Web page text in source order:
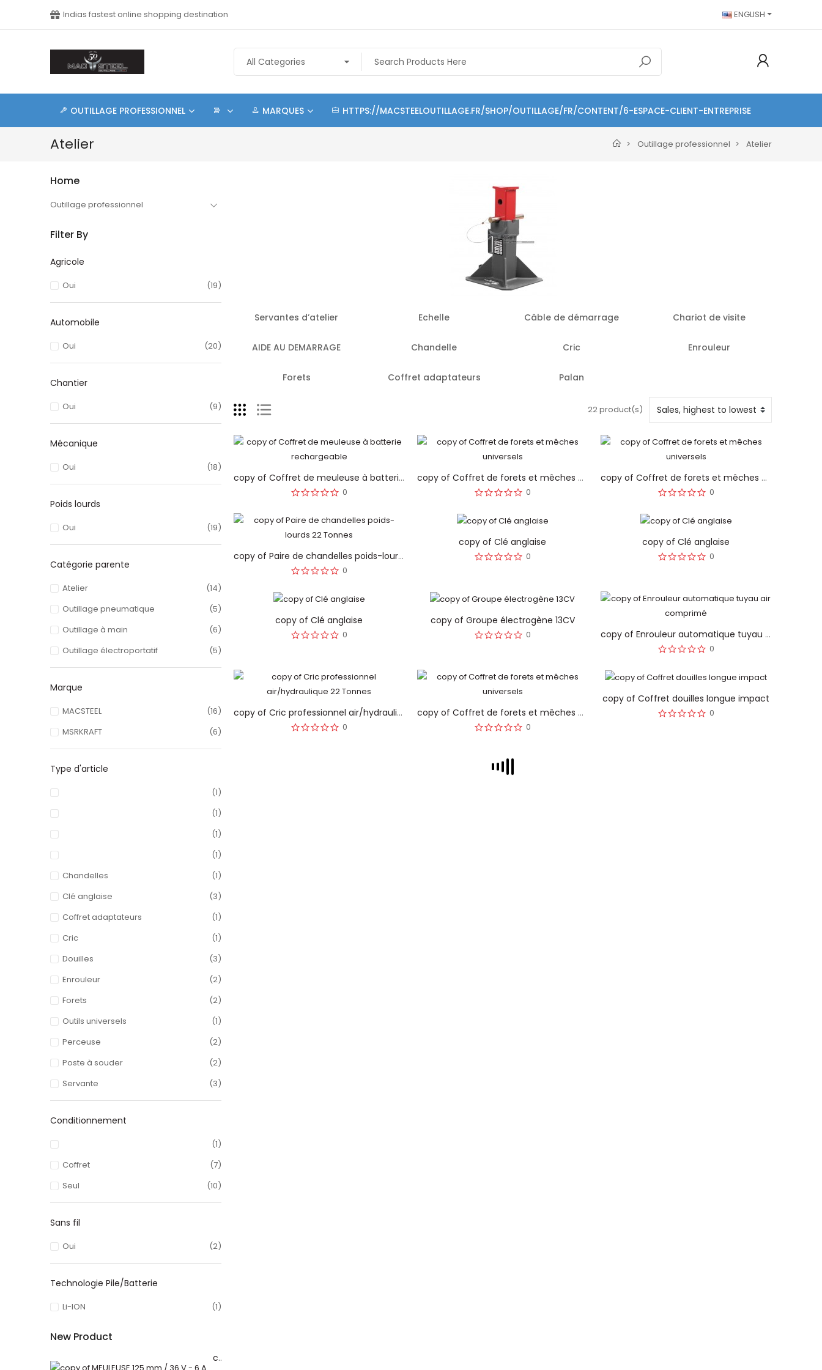
Indias fastest online shopping destination ENGLISH
OUTILLAGE PROFESSIONNEL MARQUES HTTPS://MACSTEELOUTILLAGE.FR/SHOP/OUTILLAGE/FR/CONTENT/6-ESPACE-CLIENT-ENTREPRISE
Atelier Outillage professionnel Atelier
Home
Outillage professionnel
Filter By
Agricole
Oui (19)
Automobile
Oui (20)
Chantier
Oui (9)
Mécanique
Oui (18)
Poids lourds
Oui (19)
Catégorie parente
Atelier
(14)
Outillage pneumatique
(5)
Outillage à main
(6)
Outillage électroportatif
(5)
Marque
MACSTEEL
(16)
MSRKRAFT
(6)
Type d'article
(1)
(1)
(1)
(1)
Chandelles
(1)
Clé anglaise
(3)
Coffret adaptateurs
(1)
Cric
(1)
Douilles
(3)
Enrouleur
(2)
Forets
(2)
Outils universels
(1)
Perceuse
(2)
Poste à souder
(2)
Servante
(3)
Conditionnement
(1)
Coffret
(7)
Seul
(10)
Sans fil
Oui (2)
Technologie Pile/Batterie
Li-ION (1)
New Product
copy of MEULEUSE 125 mm / 36 V - 6 A
Servantes d’atelier Echelle Câble de démarrage Chariot de visite
AIDE AU DEMARRAGE Chandelle Cric Enrouleur
Forets Coffret adaptateurs Palan
22 product(s)
copy of Coffret de meuleuse à batterie rechargeable
0
copy of Coffret de forets et mêches universels
0
copy of Coffret de forets et mêches universels
0
copy of Paire de chandelles poids-lourds 22 Tonnes
0
copy of Clé anglaise
0
copy of Clé anglaise
0
copy of Clé anglaise
0
copy of Groupe électrogène 13CV
0 copy of Enrouleur automatique tuyau air comprimé
0
copy of Cric professionnel air/hydraulique 22 Tonnes
0
copy of Coffret de forets et mêches universels
0
copy of Coffret douilles longue impact
0